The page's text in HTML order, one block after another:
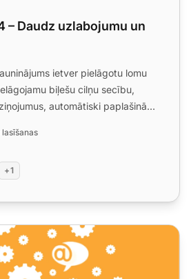
– Daudz uzlabojumu un
ietver pielāgotu lomu
biļešu cilņu secību,
automātiski paplašinātu
+1
jauniem uzlabojumiem